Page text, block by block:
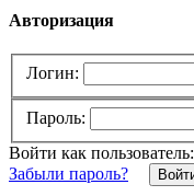
Авторизация
Логин:
Пароль:
Войти как пользователь:
Забыли пароль?